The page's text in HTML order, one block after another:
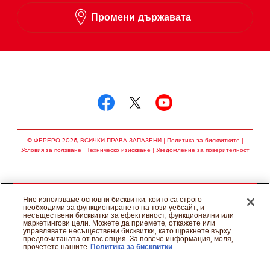
Промени държавата
© ФЕРЕРО 2026, ВСИЧКИ ПРАВА ЗАПАЗЕНИ
Политика за бисквитките
Условия за ползване
Техническо изискване Уведомление за поверителност
Ние използваме основни бисквитки, които са строго
необходими за функционирането на този уебсайт, и
несъществени бисквитки за ефективност, функционални или
маркетингови цели. Можете да приемете, откажете или
управлявате несъществени бисквитки, като щракнете върху
предпочитаната от вас опция. За повече информация, моля,
прочетете нашите
Политика за бисквитки